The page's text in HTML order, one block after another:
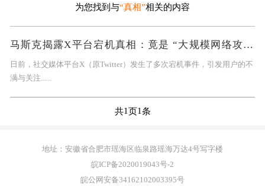
网站模板
网页特效
站长学院
为您找到与“真相”相关的内容
马斯克揭露X平台宕机真相：竟是 “大规模网络攻击” 所致
日前，社交媒体平台X（原Twitter）发生了多次宕机事件，引发用户的不
满与关注......
共1页1条
地址：安徽省合肥市瑶海区临泉路瑶海万达4号写字楼
皖ICP备2020019043号-2
皖公网安备34162102003395号